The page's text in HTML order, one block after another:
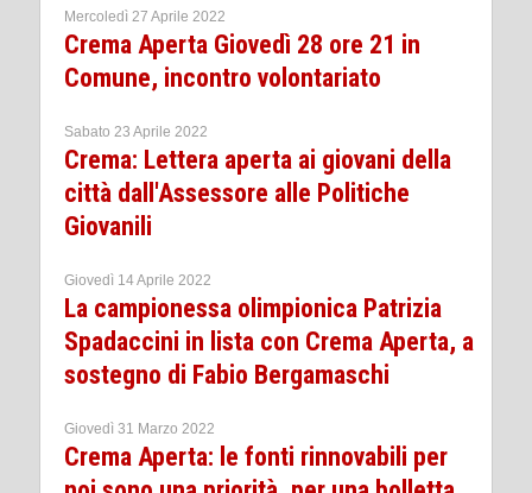
Mercoledì 27 Aprile 2022
Crema Aperta Giovedì 28 ore 21 in
Comune, incontro volontariato
Sabato 23 Aprile 2022
Crema: Lettera aperta ai giovani della
città dall'Assessore alle Politiche
Giovanili
Giovedì 14 Aprile 2022
La campionessa olimpionica Patrizia
Spadaccini in lista con Crema Aperta, a
sostegno di Fabio Bergamaschi
Giovedì 31 Marzo 2022
Crema Aperta: le fonti rinnovabili per